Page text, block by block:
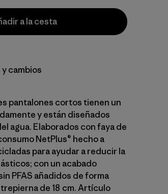
a la cesta
cambios
pantalones cortos tienen un
y están diseñados
agua. Elaborados con faya de
NetPlus® hecho a
para ayudar a reducir la
con un acabado
PFAS añadidos de forma
de 18 cm. Artículo